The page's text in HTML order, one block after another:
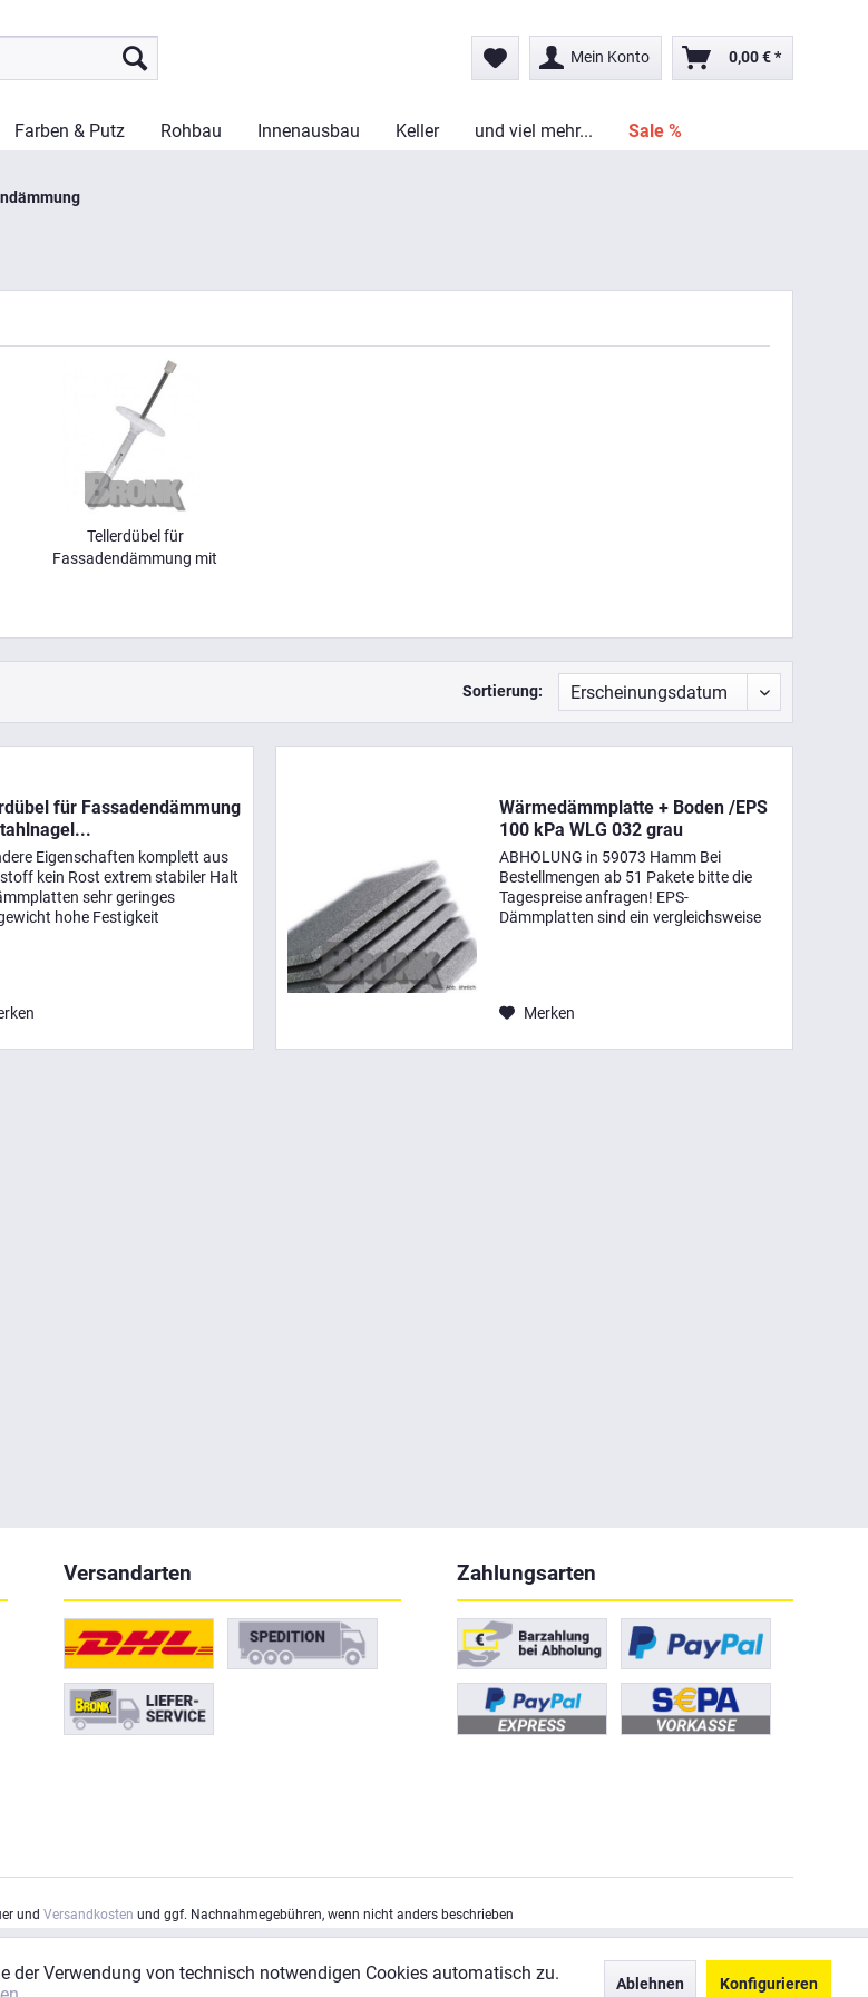
Mein Konto 0,00 € *
Farben & Putz Rohbau Innenausbau Keller und viel mehr... Sale %
Tellerdübel für
Fassadendämmung mit
Sortierung:
für Fassadendämmung
Eigenschaften komplett aus
kein Rost extrem stabiler Halt
sehr geringes
hohe Festigkeit
Wärmedämmplatte + Boden /EPS
100 kPa WLG 032 grau
ABHOLUNG in 59073 Hamm Bei
Bestellmengen ab 51 Pakete bitte die
Tagespreise anfragen! EPS-
Dämmplatten sind ein vergleichsweise
Merken
Versandarten Zahlungsarten
und Versandkosten und ggf. Nachnahmegebühren, wenn nicht anders beschrieben
der Verwendung von technisch notwendigen Cookies automatisch zu.
Ablehnen Konfigurieren